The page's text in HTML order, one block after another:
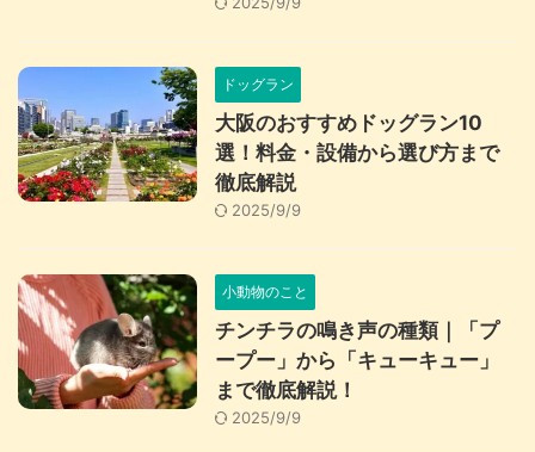
ドッグラン
大阪のおすすめドッグラン10
選！料金・設備から選び方まで
徹底解説
2025/9/9
小動物のこと
チンチラの鳴き声の種類｜「プ
ープー」から「キューキュー」
まで徹底解説！
2025/9/9